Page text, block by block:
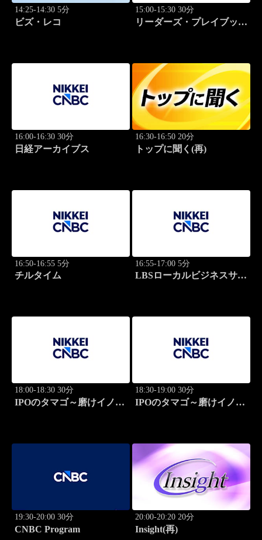
14:25-14:30 5分
ビズ・レコ
15:00-15:30 30分
リーダーズ・プレイブック
16:00-16:30 30分
日経アーカイブス
16:30-16:50 20分
トップに聞く(再)
16:50-16:55 5分
チルタイム
16:55-17:00 5分
LBSローカルビジネスサテ
18:00-18:30 30分
IPOのタマゴ～磨けイノベ
18:30-19:00 30分
IPOのタマゴ～磨けイノベ
19:30-20:00 30分
CNBC Program
20:00-20:20 20分
Insight(再)